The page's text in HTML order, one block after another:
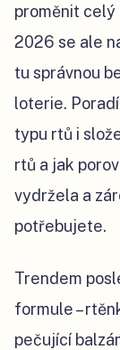
proměnit celý
2026 se ale
tu správnou
loterie.
typu rtů i
rtů a jak
vydržela a
potřebujete.
Trendem
formule –
pečující